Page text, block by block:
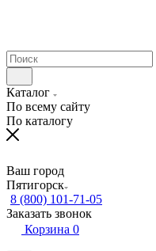
Каталог
По всему сайту
По каталогу
Ваш город
Пятигорск
8 (800) 101-71-05
Заказать звонок
Корзина 0